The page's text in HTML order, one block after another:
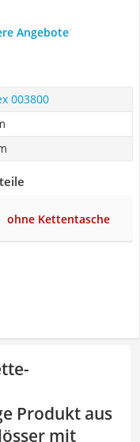
Angebote
003800
ohne Kettentasche
Produkt aus
mit